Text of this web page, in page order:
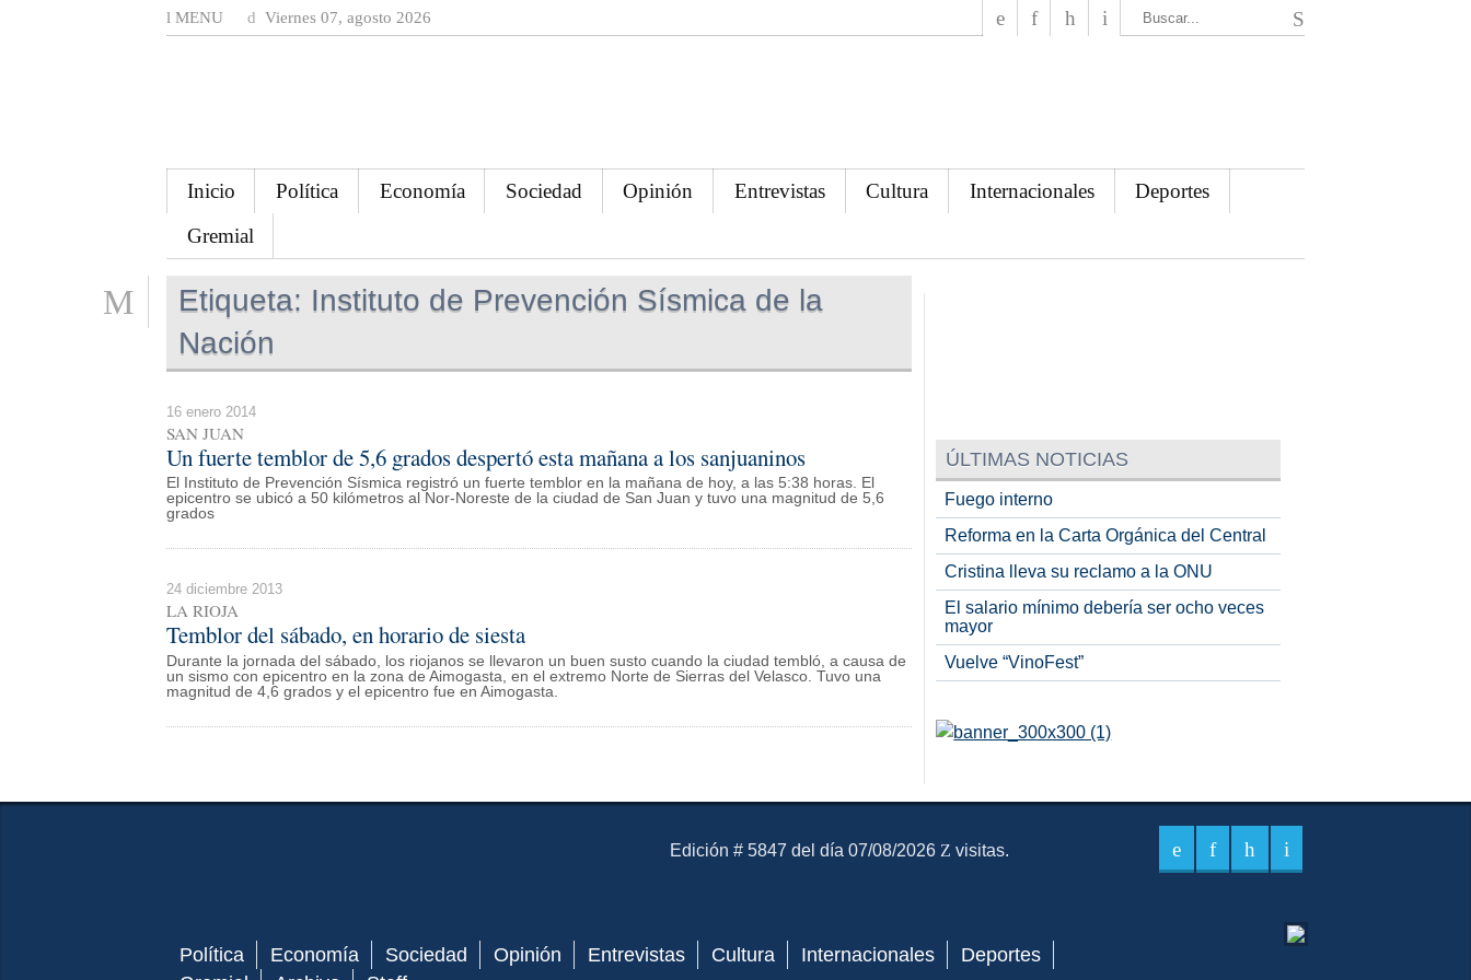
MENU Viernes 07, agosto 2026
Inicio Política Economía Sociedad Opinión Entrevistas Cultura Internacionales
Deportes
Gremial
Etiqueta: Instituto de Prevención Sísmica de la
Nación
16 enero 2014
SAN JUAN
Un fuerte temblor de 5,6 grados despertó esta mañana a los sanjuaninos
El Instituto de Prevención Sísmica registró un fuerte temblor en la mañana de hoy, a las 5:38 horas. El
epicentro se ubicó a 50 kilómetros al Nor-Noreste de la ciudad de San Juan y tuvo una magnitud de 5,6
grados
24 diciembre 2013
LA RIOJA
Temblor del sábado, en horario de siesta
Durante la jornada del sábado, los riojanos se llevaron un buen susto cuando la ciudad tembló, a causa de
un sismo con epicentro en la zona de Aimogasta, en el extremo Norte de Sierras del Velasco. Tuvo una
magnitud de 4,6 grados y el epicentro fue en Aimogasta.
ÚLTIMAS NOTICIAS
Fuego interno
Reforma en la Carta Orgánica del Central
Cristina lleva su reclamo a la ONU
El salario mínimo debería ser ocho veces
mayor
Vuelve “VinoFest”
El Mensajero Diario
Edición # 5847 del día 07/08/2026 visitas.
Política Economía Sociedad Opinión Entrevistas Cultura Internacionales
Deportes